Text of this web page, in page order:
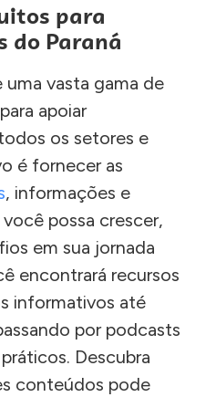
para
do Paraná
uma vasta gama de
apoiar
os setores e
é fornecer as
, informações e
possa crescer,
em sua jornada
encontrará recursos
informativos até
por podcasts
Descubra
conteúdos pode